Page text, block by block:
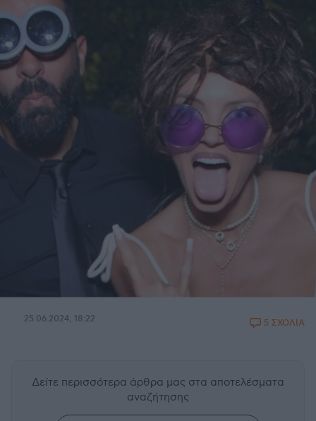
25.06.2024, 18:22 5 ΣΧΟΛΙΑ
Δείτε περισσότερα άρθρα μας στα αποτελέσματα
αναζήτησης